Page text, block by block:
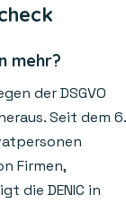
mehr?
der DSGVO
Seit dem 6.
Firmen,
die DENIC in